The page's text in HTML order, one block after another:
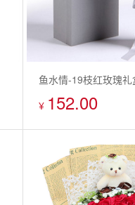
鱼水情-19枝红玫瑰礼
¥ 152.00